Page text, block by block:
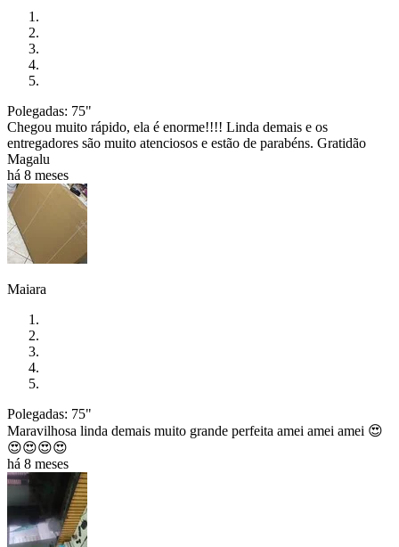
Polegadas: 75"
Chegou muito rápido, ela é enorme!!!! Linda demais e os
entregadores são muito atenciosos e estão de parabéns. Gratidão
Magalu
há 8 meses
Maiara
Polegadas: 75"
Maravilhosa linda demais muito grande perfeita amei amei amei 😍
😍😍😍😍
há 8 meses